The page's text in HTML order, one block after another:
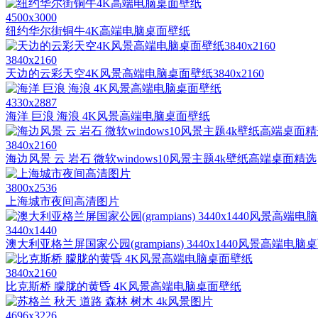
4500x3000
纽约华尔街铜牛4K高端电脑桌面壁纸
3840x2160
天边的云彩天空4K风景高端电脑桌面壁纸3840x2160
4330x2887
海洋 巨浪 海浪 4K风景高端电脑桌面壁纸
3840x2160
海边风景 云 岩石 微软windows10风景主题4k壁纸高端桌面精选
3800x2536
上海城市夜间高清图片
3440x1440
澳大利亚格兰屏国家公园(grampians) 3440x1440风景高端电脑
3840x2160
比克斯桥 朦胧的黄昏 4K风景高端电脑桌面壁纸